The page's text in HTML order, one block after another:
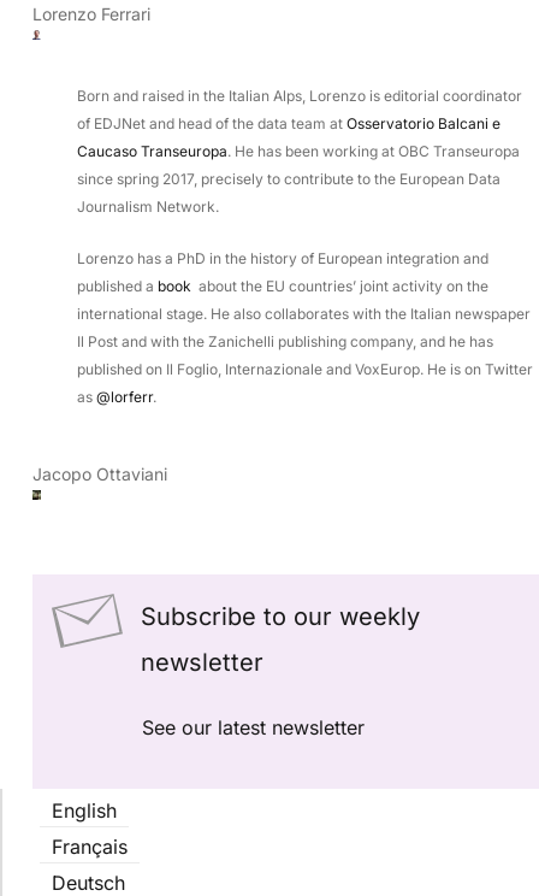
Lorenzo Ferrari
Born and raised in the Italian Alps, Lorenzo is editorial coordinator
of EDJNet and head of the data team atOsservatorio Balcani e
Caucaso Transeuropa. He has been working at OBC Transeuropa
since spring 2017, precisely to contribute to the European Data
Journalism Network.
Lorenzo has a PhD in the history of European integration and
published a book about the EU countries’ joint activity on the
international stage. He also collaborates with the Italian newspaper
Il Post and with the Zanichelli publishing company, and he has
published on Il Foglio, Internazionale and VoxEurop. He is on Twitter
as@lorferr.
Jacopo Ottaviani
Subscribe to our weekly
newsletter
See our latest newsletter
English
Français
Deutsch